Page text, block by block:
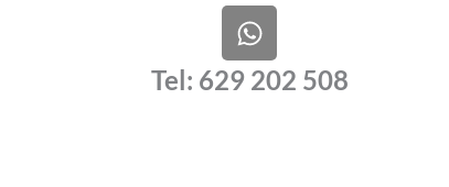
W
h
a
t
Tel: 629 202 508